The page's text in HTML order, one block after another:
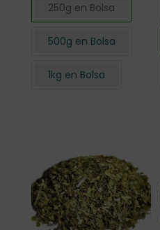
250g en Bolsa
500g en Bolsa
1kg en Bolsa